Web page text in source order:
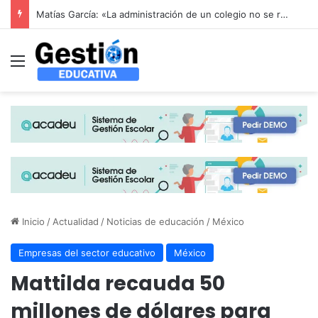
Alerta en la educación infantil española: las patronales advierten que la reducción drástica de ratios sin financiación aboca al colapso del sector de 0 a 3 años
Menú
Inicio /Actualidad / Noticias de educación / México
Empresas del sector educativo México
Mattilda recauda 50
millones de dólares para